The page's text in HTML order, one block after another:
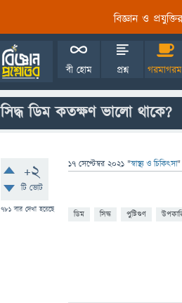
বিজ্ঞান ও
বী হোম প্রশ্ন
সিদ্ধ ডিম কতক্ষণ ভালো থাকে?
+2
টি ভোট
781 বার দেখা হয়েছে
17 সেপ্টেম্বর 2021 "স্বাস্থ্য ও চিকিৎসা"
ডিম সিদ্ধ পুষ্টিগুণ